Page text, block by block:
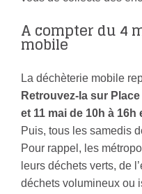
A compter du 4
mobile
La déchèterie mobile
Retrouvez-la sur
et 11 mai de 10h à 16h
Puis, tous les samedis
Pour rappel, les
leurs déchets verts, de
déchets volumineux ou